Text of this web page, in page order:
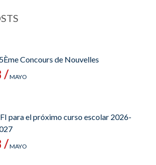
Concours de Nouvelles
/MAYO
para el próximo curso escolar 2026-
/MAYO